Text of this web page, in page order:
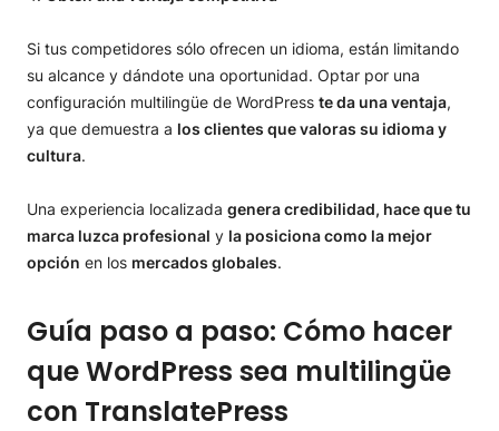
Si tus competidores sólo ofrecen un idioma, están limitando
su alcance y dándote una oportunidad. Optar por una
configuración multilingüe de WordPress te da una ventaja,
ya que demuestra a los clientes que valoras su idioma y
cultura.
Una experiencia localizada genera credibilidad, hace que tu
marca luzca profesional y la posiciona como la mejor
opción en los mercados globales.
Guía paso a paso: Cómo hacer
que WordPress sea multilingüe
con TranslatePress